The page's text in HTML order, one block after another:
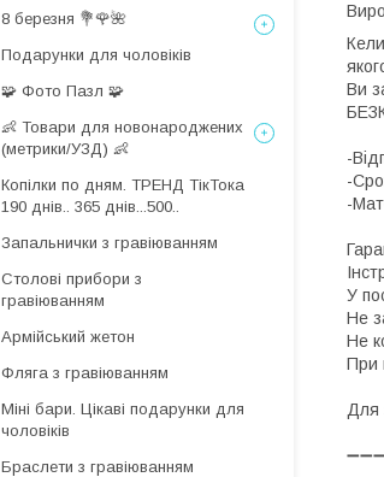
Ви
-
-
-
У
Не
Не
При
Для
8 березня 💐🌹🌺
Подарунки для чоловіків
🧩 Фото Пазл 🧩
👶 Товари для новонароджених
(метрики/УЗД) 👶
Копілки по дням. ТРЕНД ТікТока
190 днів.. 365 днів...500..
Запальнички з гравіюванням
Столові прибори з
гравіюванням
Армійський жетон
Фляга з гравіюванням
Міні бари. Цікаві подарунки для
чоловіків
Браслети з гравіюванням